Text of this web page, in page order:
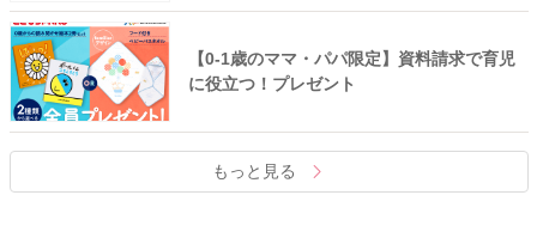
【0-1歳のママ・パパ限定】資料請求で育児
に役立つ！プレゼント
もっと見る